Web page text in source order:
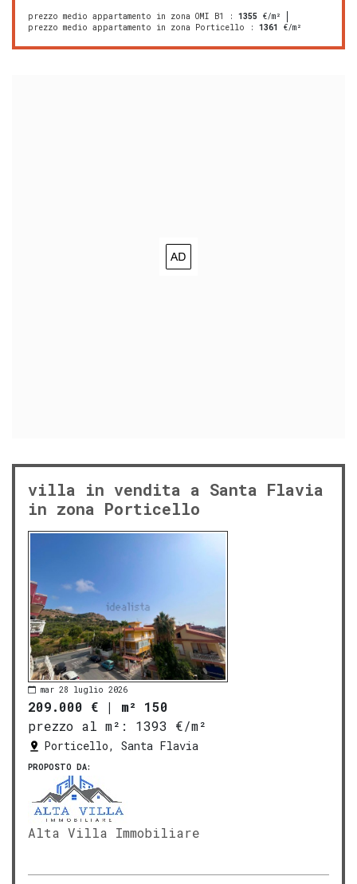
prezzo medio appartamento in zona OMI B1 : 1355 €/m²
prezzo medio appartamento in zona Porticello : 1361 €/m²
villa in vendita a Santa Flavia
in zona Porticello
mar 28 luglio 2026
209.000 € | m² 150
prezzo al m²:
1393 €/m²
Porticello, Santa Flavia
PROPOSTO DA:
Alta Villa Immobiliare